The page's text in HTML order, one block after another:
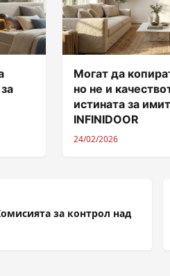
Могат да
но не и
истината за
INFINIDOOR
24/02/2026
за контрол над